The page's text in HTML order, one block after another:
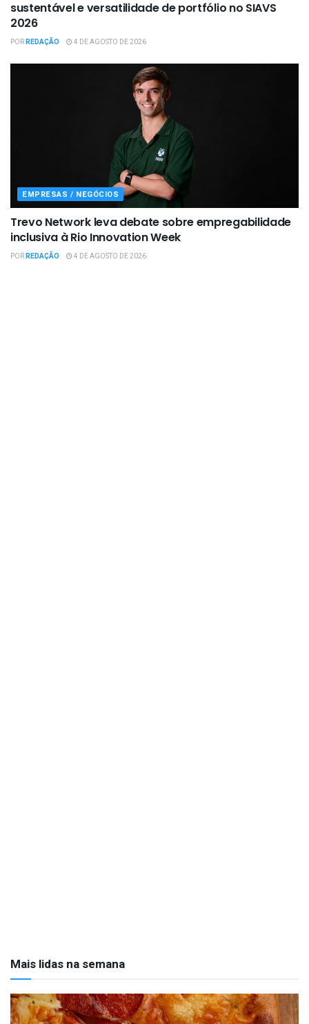
sustentável e versatilidade de portfólio no SIAVS
2026
PORREDAÇÃO 4 DE AGOSTO DE 2026
EMPRESAS / NEGÓCIOS
Trevo Network leva debate sobre empregabilidade
inclusiva à Rio Innovation Week
PORREDAÇÃO 4 DE AGOSTO DE 2026
Mais lidas na semana